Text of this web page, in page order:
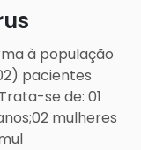
à população
pacientes
se de: 01
mulheres